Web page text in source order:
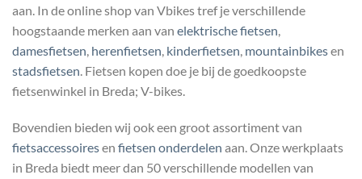
aan. In de online shop van Vbikes tref je verschillende
hoogstaande merken aan van elektrische fietsen
damesfietsen herenfietsen kinderfietsen mountainbikesen
stadsfietsen . Fietsen kopen doe je bij de goedkoopste
fietsenwinkel in Breda; V-bikes.
Bovendien bieden wij ook een groot assortiment van
fietsaccessoiresen fietsen onderdelen aan. Onze werkplaats
in Breda biedt meer dan 50 verschillende modellen van